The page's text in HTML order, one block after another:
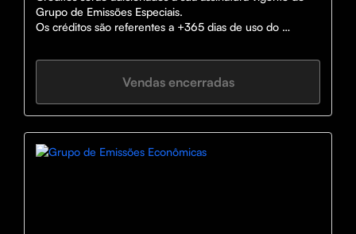
Grupo de Emissões Especiais.
Os créditos são referentes a +365 dias de uso do
Vendas encerradas